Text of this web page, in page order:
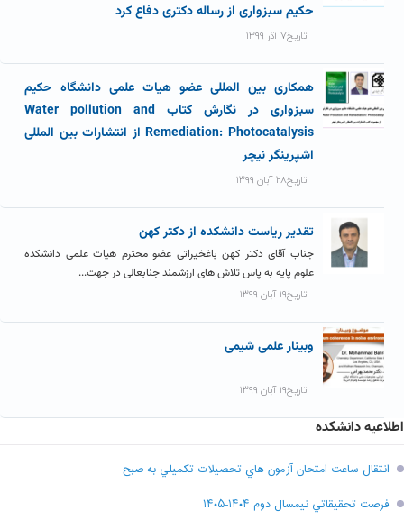
حکیم سبزواری از رساله دکتری دفاع کرد
تاریخ۷ آذر ۱۳۹۹
همکاری بین المللی عضو هیات علمی دانشگاه حکیم
سبزواری در نگارش کتاب Water pollution and
Remediation: Photocatalysis از انتشارات بین المللی
اشپرینگر نیچر
تاریخ۲۸ آبان ۱۳۹۹
تقدیر ریاست دانشکده از دکتر کهن
جناب آقای دکتر کهن باغخیراتی عضو محترم هیات علمی دانشکده
علوم پایه به پاس تلاش های ارزشمند جنابعالی در جهت...
تاریخ۱۹ آبان ۱۳۹۹
وبینار علمی شیمی
تاریخ۱۹ آبان ۱۳۹۹
اطلاعیه دانشکده
انتقال ساعت امتحان آزمون هاي تحصيلات تکميلي به صبح
فرصت تحقيقاتي نیمسال دوم ۱۴۰۴-۱۴۰۵